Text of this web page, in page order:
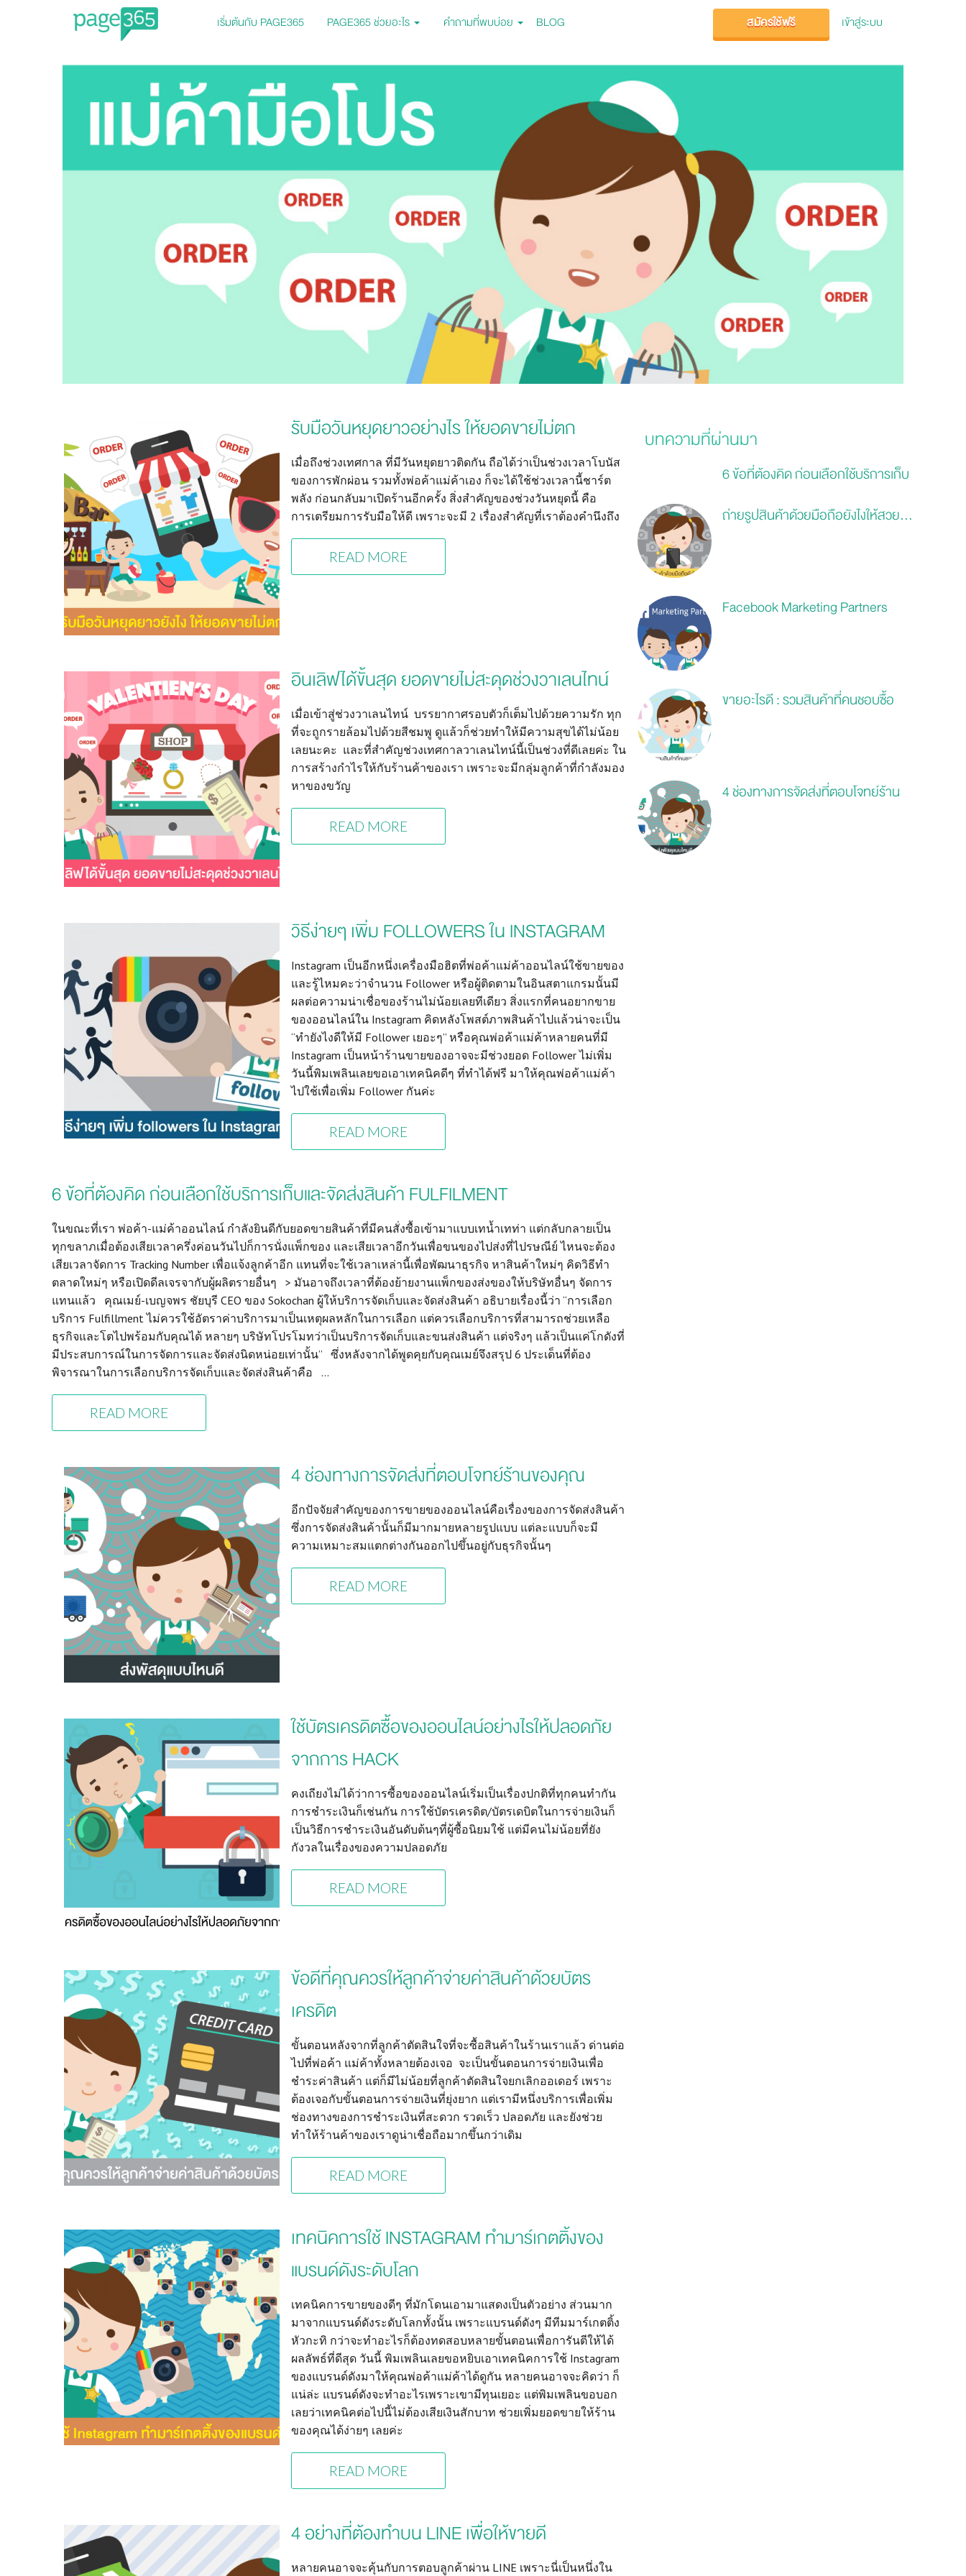
เริ่มต้นกับ PAGE365 PAGE365 ช่วยอะไร คำถามที่พบบ่อย BLOG สมัครใช้ฟรี เข้าสู่ระบบ
รับมือวันหยุดยาวอย่างไร ให้ยอดขายไม่ตก
เมื่อถึงช่วงเทศกาล ที่มีวันหยุดยาวติดกัน ถือได้ว่าเป็นช่วงเวลาโบนัส
ของการพักผ่อน รวมทั้งพ่อค้าแม่ค้าเอง ก็จะได้ใช้ช่วงเวลานี้ชาร์ต
พลัง ก่อนกลับมาเปิดร้านอีกครั้ง สิ่งสำคัญของช่วงวันหยุดนี้ คือ
การเตรียมการรับมือให้ดี เพราะจะมี 2 เรื่องสำคัญที่เราต้องคำนึงถึง
READ MORE
อินเลิฟได้ขั้นสุด ยอดขายไม่สะดุดช่วงวาเลนไทน์
เมื่อเข้าสู่ช่วงวาเลนไทน์ บรรยากาศรอบตัวก็เต็มไปด้วยความรัก ทุก
ที่จะถูกรายล้อมไปด้วยสีชมพู ดูแล้วก็ช่วยทำให้มีความสุขได้ไม่น้อย
เลยนะคะ และที่สำคัญช่วงเทศกาลวาเลนไทน์นี้เป็นช่วงที่ดีเลยค่ะ ใน
การสร้างกำไรให้กับร้านค้าของเรา เพราะจะมีกลุ่มลูกค้าที่กำลังมอง
หาของขวัญ
READ MORE
วิธีง่ายๆ เพิ่ม FOLLOWERS ใน INSTAGRAM
Instagram เป็นอีกหนึ่งเครื่องมือฮิตที่พ่อค้าแม่ค้าออนไลน์ใช้ขายของ
และรู้ไหมคะว่าจำนวน Follower หรือผู้ติดตามในอินสตาแกรมนั้นมี
ผลต่อความน่าเชื่อของร้านไม่น้อยเลยทีเดียว สิ่งแรกที่คนอยากขาย
ของออนไลน์ใน Instagram คิดหลังโพสต์ภาพสินค้าไปแล้วน่าจะเป็น
“ทำยังไงดีให้มี Follower เยอะๆ” หรือคุณพ่อค้าแม่ค้าหลายคนที่มี
Instagram เป็นหน้าร้านขายของอาจจะมีช่วงยอด Follower ไม่เพิ่ม
วันนี้พิมเพลินเลยขอเอาเทคนิคดีๆ ที่ทำได้ฟรี มาให้คุณพ่อค้าแม่ค้า
ไปใช้เพื่อเพิ่ม Follower กันค่ะ
READ MORE
6 ข้อที่ต้องคิด ก่อนเลือกใช้บริการเก็บและจัดส่งสินค้า FULFILMENT
ในขณะที่เรา พ่อค้า-แม่ค้าออนไลน์ กำลังยินดีกับยอดขายสินค้าที่มีคนสั่งซื้อเข้ามาแบบเทน้ำเทท่า แต่กลับกลายเป็น
ทุกขลาภเมื่อต้องเสียเวลาครึ่งค่อนวันไปก็การนั่งแพ็กของ และเสียเวลาอีกวันเพื่อขนของไปส่งที่ไปรษณีย์ ไหนจะต้อง
เสียเวลาจัดการ Tracking Number เพื่อแจ้งลูกค้าอีก แทนที่จะใช้เวลาเหล่านี้เพื่อพัฒนาธุรกิจ หาสินค้าใหม่ๆ คิดวิธีทำ
ตลาดใหม่ๆ หรือเปิดดีลเจรจากับผู้ผลิตรายอื่นๆ > มันอาจถึงเวลาที่ต้องย้ายงานแพ็กของส่งของให้บริษัทอื่นๆ จัดการ
แทนแล้ว คุณเมย์-เบญจพร ชัยบุรี CEO ของ Sokochan ผู้ให้บริการจัดเก็บและจัดส่งสินค้า อธิบายเรื่องนี้ว่า “การเลือก
บริการ Fulfillment ไม่ควรใช้อัตราค่าบริการมาเป็นเหตุผลหลักในการเลือก แต่ควรเลือกบริการที่สามารถช่วยเหลือ
ธุรกิจและโตไปพร้อมกับคุณได้ หลายๆ บริษัทโปรโมทว่าเป็นบริการจัดเก็บและขนส่งสินค้า แต่จริงๆ แล้วเป็นแค่โกดังที่
มีประสบการณ์ในการจัดการและจัดส่งนิดหน่อยเท่านั้น” ซึ่งหลังจากได้พูดคุยกับคุณเมย์จึงสรุป 6 ประเด็นที่ต้อง
พิจารณาในการเลือกบริการจัดเก็บและจัดส่งสินค้าคือ …
READ MORE
4 ช่องทางการจัดส่งที่ตอบโจทย์ร้านของคุณ
อีกปัจจัยสำคัญของการขายของออนไลน์คือเรื่องของการจัดส่งสินค้า
ซึ่งการจัดส่งสินค้านั้นก็มีมากมายหลายรูปแบบ แต่ละแบบก็จะมี
ความเหมาะสมแตกต่างกันออกไปขึ้นอยู่กับธุรกิจนั้นๆ
READ MORE
ใช้บัตรเครดิตซื้อของออนไลน์อย่างไรให้ปลอดภัย
จากการ HACK
คงเถียงไม่ได้ว่าการซื้อของออนไลน์เริ่มเป็นเรื่องปกติที่ทุกคนทำกัน
การชำระเงินก็เช่นกัน การใช้บัตรเครดิต/บัตรเดบิตในการจ่ายเงินก็
เป็นวิธีการชำระเงินอันดับต้นๆที่ผู้ซื้อนิยมใช้ แต่มีคนไม่น้อยที่ยัง
กังวลในเรื่องของความปลอดภัย
READ MORE
ข้อดีที่คุณควรให้ลูกค้าจ่ายค่าสินค้าด้วยบัตร
เครดิต
ขั้นตอนหลังจากที่ลูกค้าตัดสินใจที่จะซื้อสินค้าในร้านเราแล้ว ด่านต่อ
ไปที่พ่อค้า แม่ค้าทั้งหลายต้องเจอ จะเป็นขั้นตอนการจ่ายเงินเพื่อ
ชำระค่าสินค้า แต่ก็มีไม่น้อยที่ลูกค้าตัดสินใจยกเลิกออเดอร์ เพราะ
ต้องเจอกับขั้นตอนการจ่ายเงินที่ยุ่งยาก แต่เรามีหนึ่งบริการเพื่อเพิ่ม
ช่องทางของการชำระเงินที่สะดวก รวดเร็ว ปลอดภัย และยังช่วย
ทำให้ร้านค้าของเราดูน่าเชื่อถือมากขึ้นกว่าเดิม
READ MORE
เทคนิคการใช้ INSTAGRAM ทำมาร์เกตติ้งของ
แบรนด์ดังระดับโลก
เทคนิคการขายของดีๆ ที่มักโดนเอามาแสดงเป็นตัวอย่าง ส่วนมาก
มาจากแบรนด์ดังระดับโลกทั้งนั้น เพราะแบรนด์ดังๆ มีทีมมาร์เกตติ้ง
หัวกะทิ กว่าจะทำอะไรก็ต้องทดสอบหลายขั้นตอนเพื่อการันตีให้ได้
ผลลัพธ์ที่ดีสุด วันนี้ พิมเพลินเลยขอหยิบเอาเทคนิคการใช้ Instagram
ของแบรนด์ดังมาให้คุณพ่อค้าแม่ค้าได้ดูกัน หลายคนอาจจะคิดว่า ก็
แน่ล่ะ แบรนด์ดังจะทำอะไรเพราะเขามีทุนเยอะ แต่พิมเพลินขอบอก
เลยว่าเทคนิคต่อไปนี้ไม่ต้องเสียเงินสักบาท ช่วยเพิ่มยอดขายให้ร้าน
ของคุณได้ง่ายๆ เลยค่ะ
READ MORE
4 อย่างที่ต้องทำบน LINE เพื่อให้ขายดี
หลายคนอาจจะคุ้นกับการตอบลูกค้าผ่าน LINE เพราะนี่เป็นหนึ่งใน
บทความที่ผ่านมา
6 ข้อที่ต้องคิด ก่อนเลือกใช้บริการเก็บ
ถ่ายรูปสินค้าด้วยมือถือยังไงให้สวย...
Facebook Marketing Partners
ขายอะไรดี : รวมสินค้าที่คนชอบซื้อ
4 ช่องทางการจัดส่งที่ตอบโจทย์ร้าน